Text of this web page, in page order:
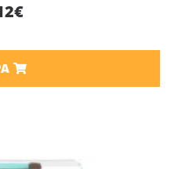
€